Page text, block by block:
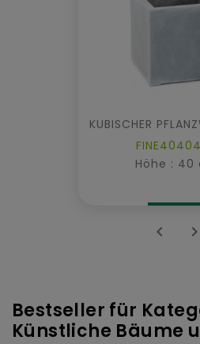
Höhe : 40
 
Bestseller für
Künstliche Bäume